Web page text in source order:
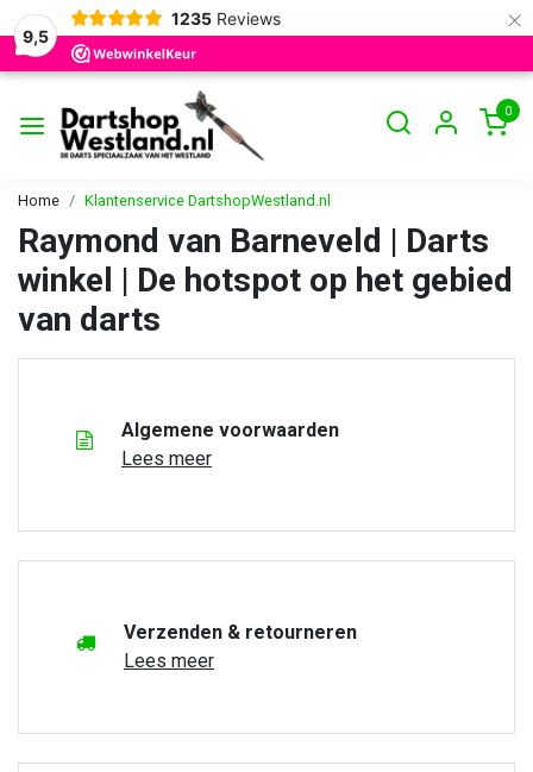
9,5
1235 Reviews ×
0
Home Klantenservice DartshopWestland.nl
Raymond van Barneveld | Darts
winkel | De hotspot op het gebied
van darts
Algemene voorwaarden
Lees meer
Verzenden & retourneren
Lees meer